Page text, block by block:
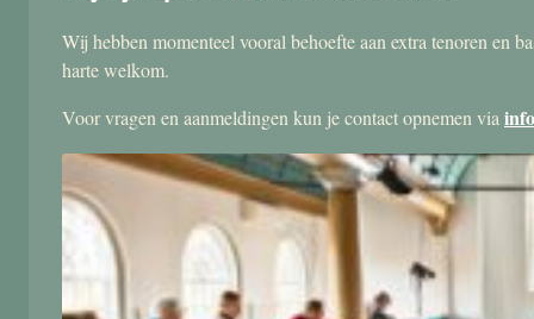
Wij hebben momenteel vooral behoefte aan extra tenoren en
harte welkom.
Voor vragen en aanmeldingen kun je contact opnemen via